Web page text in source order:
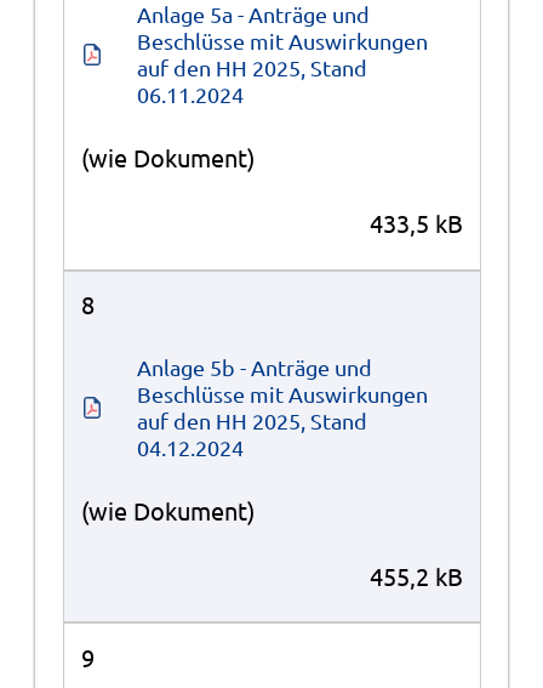
Anlage 5a - Anträge und
Beschlüsse mit Auswirkungen
auf den HH 2025, Stand
06.11.2024
(wie Dokument)
433,5 kB
8
Anlage 5b - Anträge und
Beschlüsse mit Auswirkungen
auf den HH 2025, Stand
04.12.2024
(wie Dokument)
455,2 kB
9